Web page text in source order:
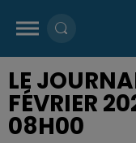
LE
FÉVRIER
08H00